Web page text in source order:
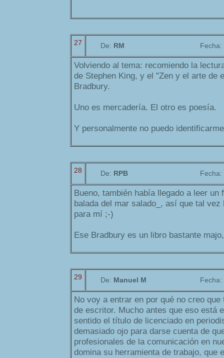
27 De: RM Fecha:
Volviendo al tema: recomiendo la
de Stephen King, y el "Zen y el arte de
Bradbury.
Uno es mercadería. El otro es poesía.
Y personalmente no puedo
28 De: RPB Fecha:
Bueno, también había llegado a leer un
balada del mar salado_, así que tal vez
para mí ;-)
Ese Bradbury es un libro bastante
29 De: Manuel M Fecha:
No voy a entrar en por qué no creo
de escritor. Mucho antes que eso está
sentido el título de licenciado en
demasiado ojo para darse cuenta de
profesionales de la comunicación en
domina su herramienta de trabajo, que